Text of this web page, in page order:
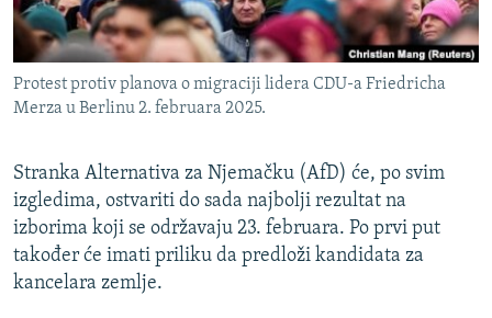
VIŠE OD NASLOVA
GENOCID U SREBRENICI
POPLAVE I KLIZIŠTA U BIH 2024.
POST SCRIPTUM
MOJA EVROPA
TRI DECENIJE OD RATA U BIH
SVE KARTE DEJTONA
PRATITE NAS
Protest protiv planova o migraciji lidera CDU-a Friedricha
Merza u Berlinu 2. februara 2025.
Stranka Alternativa za Njemačku (AfD) će, po svim
izgledima, ostvariti do sada najbolji rezultat na
izborima koji se održavaju 23. februara. Po prvi put
također će imati priliku da predloži kandidata za
kancelara zemlje.